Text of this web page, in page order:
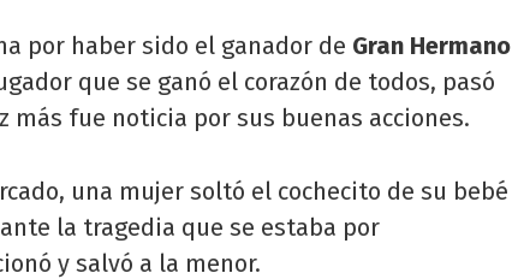
por haber sido el ganador de Gran Hermano
que se ganó el corazón de todos, pasó
más fue noticia por sus buenas acciones.
una mujer soltó el cochecito de su bebé
la tragedia que se estaba por
y salvó a la menor.